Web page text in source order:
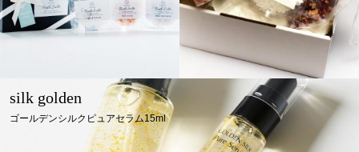
silk golden
ゴールデンシルクピュアセラム15ml